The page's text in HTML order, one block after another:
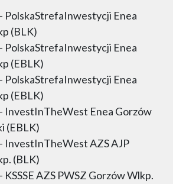
- PolskaStrefaInwestycji Enea
(BLK)
- PolskaStrefaInwestycji Enea
(EBLK)
PolskaStrefaInwestycji Enea
(EBLK)
- InvestInTheWest Enea Gorzów
(EBLK)
- InvestInTheWest AZS AJP
(BLK)
- KSSSE AZS PWSZ Gorzów Wlkp.